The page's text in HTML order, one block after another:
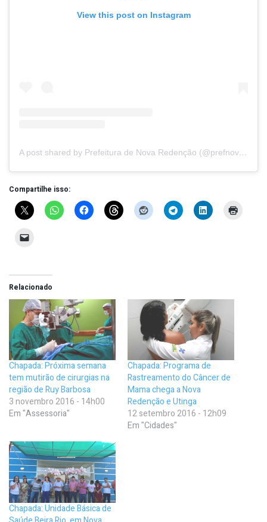
View this post on Instagram
A post shared by Prefeitura de Nova Redenção (@prefnovaredencao)
Compartilhe isso:
Relacionado
Chapada: Próxima semana
tem mutirão de cirurgias na
região de Ruy Barbosa
3 novembro 2016 - 14h00
Em "Assessoria"
Chapada: Programa de
Rastreamento do Câncer de
Mama chega a Nova
Redenção e Utinga
12 setembro 2016 - 12h09
Em "Cidades"
Chapada: Unidade Básica de